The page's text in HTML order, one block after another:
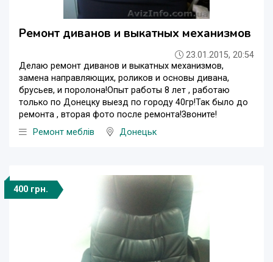
Ремонт диванов и выкатных механизмов
23.01.2015, 20:54
Делаю ремонт диванов и выкатных механизмов,
замена направляющих, роликов и основы дивана,
брусьев, и поролона!Опыт работы 8 лет , работаю
только по Донецку выезд по городу 40гр!Так было до
ремонта , вторая фото после ремонта!Звоните!
Ремонт меблів
Донецьк
400 грн.